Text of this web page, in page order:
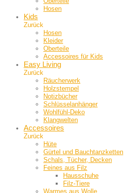
Hosen
Kids
Zurück
Hosen
Kleider
Oberteile
Accessoires für Kids
Easy Living
Zurück
Räucherwerk
Holzstempel
Notizbücher
Schlüsselanhänger
Wohlfühl-Deko
Klangwelten
Accessoires
Zurück
Hüte
Gürtel und Bauch­tanzketten
Schals, Tücher, Decken
Feines aus Filz
Hausschuhe
Filz-Tiere
Warmes aus Wolle